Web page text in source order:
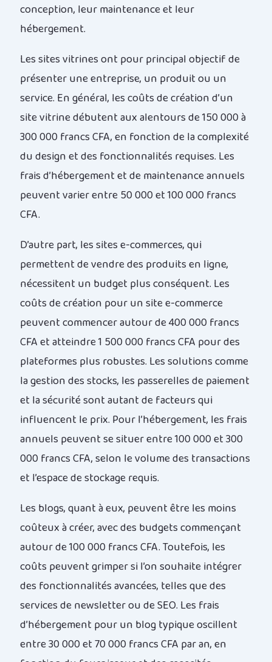
conception, leur maintenance et leur
hébergement.
Les sites vitrines ont pour principal objectif de
présenter une entreprise, un produit ou un
service. En général, les coûts de création d’un
site vitrine débutent aux alentours de 150 000 à
300 000 francs CFA, en fonction de la complexité
du design et des fonctionnalités requises. Les
frais d’hébergement et de maintenance annuels
peuvent varier entre 50 000 et 100 000 francs
CFA.
D’autre part, les sites e-commerces, qui
permettent de vendre des produits en ligne,
nécessitent un budget plus conséquent. Les
coûts de création pour un site e-commerce
peuvent commencer autour de 400 000 francs
CFA et atteindre 1 500 000 francs CFA pour des
plateformes plus robustes. Les solutions comme
la gestion des stocks, les passerelles de paiement
et la sécurité sont autant de facteurs qui
influencent le prix. Pour l’hébergement, les frais
annuels peuvent se situer entre 100 000 et 300
000 francs CFA, selon le volume des transactions
et l’espace de stockage requis.
Les blogs, quant à eux, peuvent être les moins
coûteux à créer, avec des budgets commençant
autour de 100 000 francs CFA. Toutefois, les
coûts peuvent grimper si l’on souhaite intégrer
des fonctionnalités avancées, telles que des
services de newsletter ou de SEO. Les frais
d’hébergement pour un blog typique oscillent
entre 30 000 et 70 000 francs CFA par an, en